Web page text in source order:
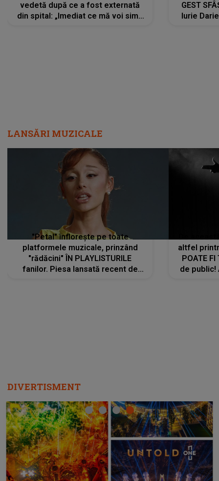
vedetă după ce a fost externată
din spital: „Imediat ce mă voi simți
GEST
Iurie
LANSĂRI MUZICALE
"Petal" înflorește pe toate
platformele muzicale, prinzând
"rădăcini" ÎN PLAYLISTURILE
fanilor. Piesa lansată recent de
altfel
POATE FI
de public!
DIVERTISMENT